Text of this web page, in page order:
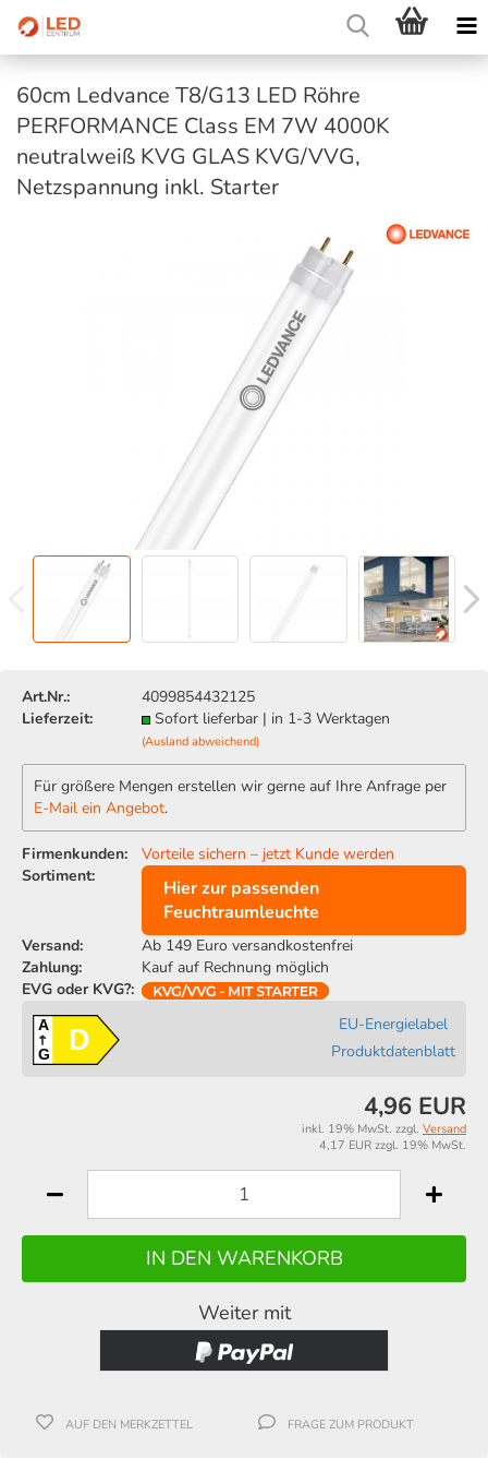
60cm Ledvance T8/G13 LED Röhre
PERFORMANCE Class EM 7W 4000K
neutralweiß KVG GLAS KVG/VVG,
Netzspannung inkl. Starter
Art.Nr.:
4099854432125
Lieferzeit:
Sofort lieferbar | in 1-3 Werktagen
(Ausland abweichend)
Für größere Mengen erstellen wir gerne auf Ihre Anfrage per
E-Mail ein Angebot.
Firmenkunden:
Vorteile sichern – jetzt Kunde werden
Sortiment:
Hier zur passenden
Feuchtraumleuchte
Versand:
Ab 149 Euro versandkostenfrei
Zahlung:
Kauf auf Rechnung möglich
EVG oder KVG?:
A
GD
EU-Energielabel
Produktdatenblatt
4,96 EUR
inkl. 19% MwSt. zzgl. Versand
4,17 EUR zzgl. 19% MwSt.
Weiter mit
AUF DEN MERKZETTEL FRAGE ZUM PRODUKT